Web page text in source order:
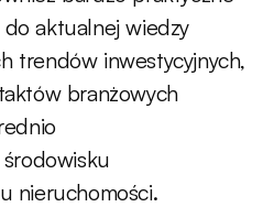
aktualnej wiedzy
trendów inwestycyjnych,
branżowych
nieruchomości.